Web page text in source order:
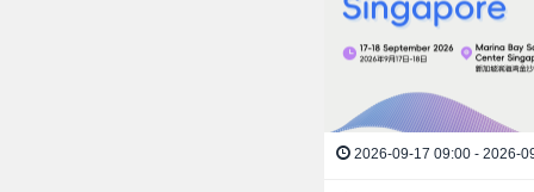
2026-09-17 09:00 - 2026-